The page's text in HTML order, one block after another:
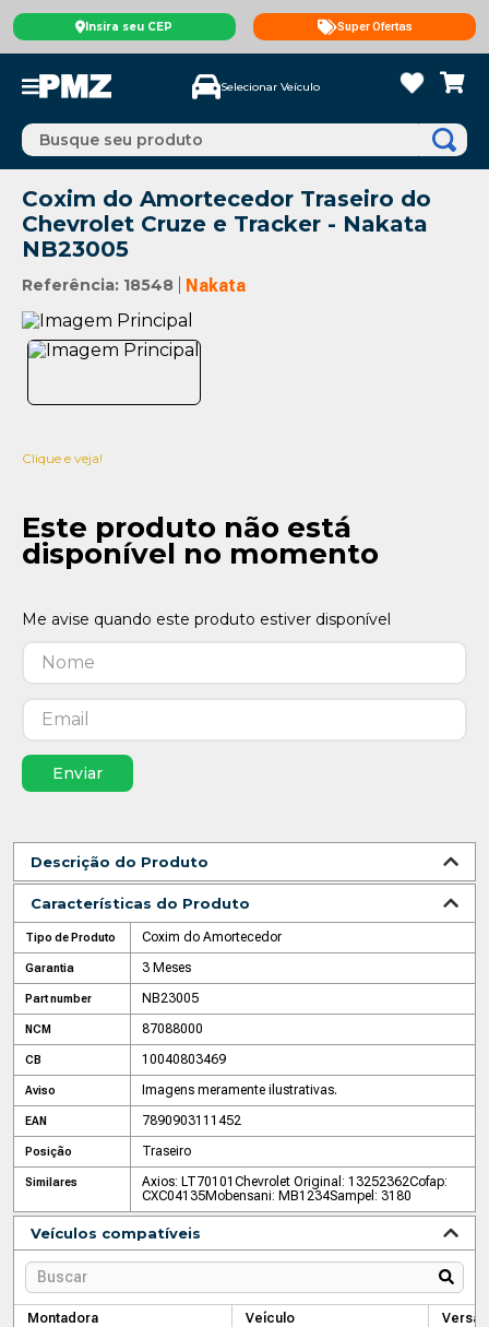
Insira seu CEP Super Ofertas
Selecionar Veículo
Busque seu produto
Coxim do Amortecedor Traseiro do
Chevrolet Cruze e Tracker - Nakata
NB23005
Referência: 18548 Nakata
Clique e veja!
Este produto não está
disponível no momento
Enviar
Descrição do Produto
Características do Produto
Tipo de Produto Coxim do Amortecedor
Garantia 3 Meses
Part number NB23005
NCM 87088000
CB 10040803469
Aviso Imagens meramente ilustrativas.
EAN 7890903111452
Posição Traseiro
Similares Axios: LT70101 Chevrolet Original: 13252362Cofap:
CXC04135Mobensani: MB1234Sampel: 3180
Veículos compatíveis
Montadora Veículo
Versão